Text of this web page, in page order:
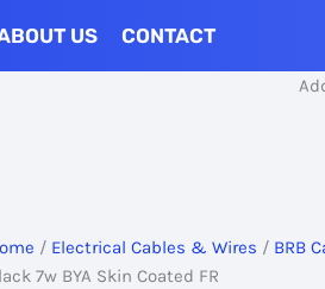
US CONTACT
Add to Cart
/ Electrical Cables & Wires / BRB
7w BYA Skin Coated FR